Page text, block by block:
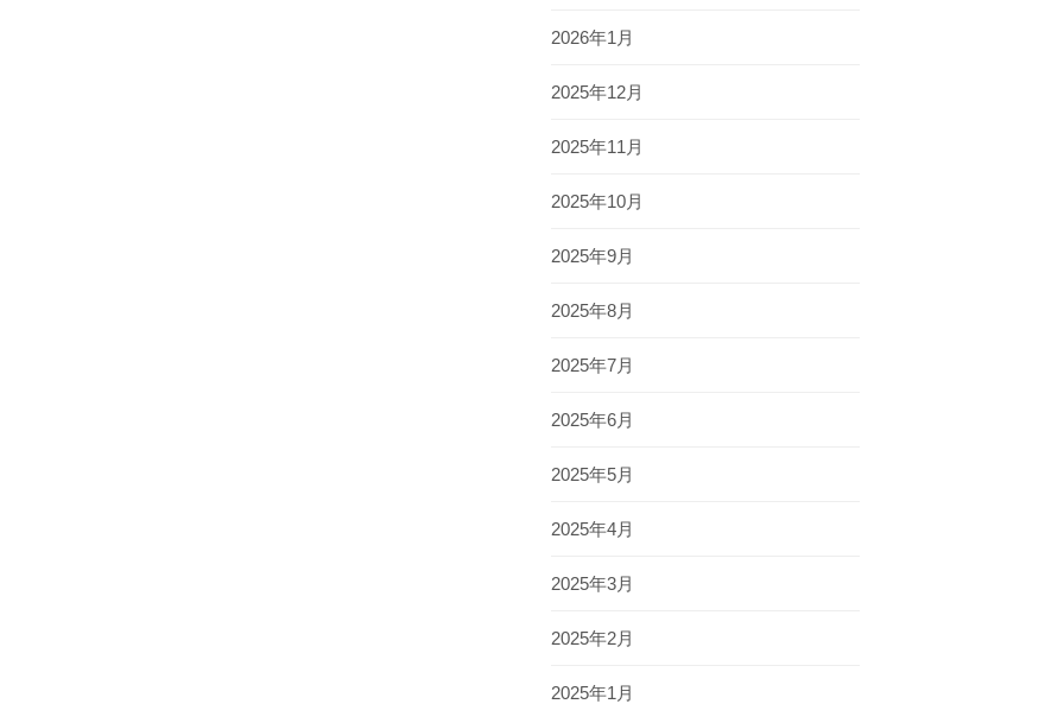
2026年1月
2025年12月
2025年11月
2025年10月
2025年9月
2025年8月
2025年7月
2025年6月
2025年5月
2025年4月
2025年3月
2025年2月
2025年1月